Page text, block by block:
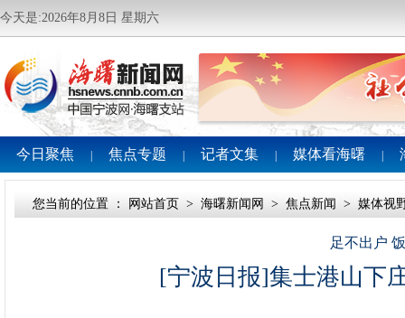
今天是:2026年8月8日 星期六
今日聚焦 焦点专题 记者文集 媒体看海曙
您当前的位置 ： 网站首页 > 海曙新闻网 > 焦点新闻 > 媒体视
足不出户
[宁波日报]集士港山下